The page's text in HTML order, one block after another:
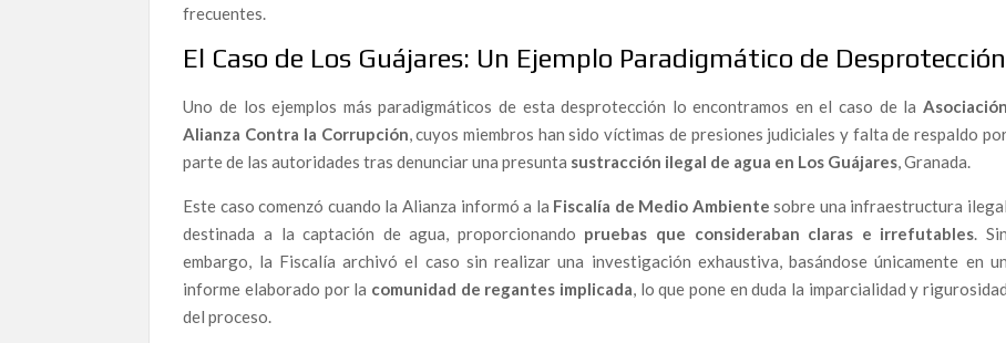
política más incendiaria del Mediterráneo
LA ALIANZA CONTRA LA CORRUPCIÓN ALERTA: “EL GUADALQUIVIR NO PUEDE SER LA CLOACA
Mar Esteban, candidata en la lista de Almerienses: “La sociedad civil tiene que hacerse con la política
Una denuncia de alto voltaje que permanece sin respuesta: Un abogado denuncia ante la Fiscalía Superior
de Cataluña una presunta trama criminal que implicaría a dirigentes del Partido Popular y operadores
jurídicos: aún no ha sido citado.
frecuentes.
El Caso de Los Guájares: Un Ejemplo Paradigmático de Desprotección
Uno de los ejemplos más paradigmáticos de esta desprotección lo encontramos en el caso de la Asociación
Alianza Contra la Corrupción, cuyos miembros han sido víctimas de presiones judiciales y falta de respaldo
parte de las autoridades tras denunciar una presunta sustracción ilegal de agua en Los Guájares, Granada.
Este caso comenzó cuando la Alianza informó a la Fiscalía de Medio Ambiente sobre una infraestructura ilegal
destinada a la captación de agua, proporcionando pruebas que consideraban claras e irrefutables. Sin
embargo, la Fiscalía archivó el caso sin realizar una investigación exhaustiva, basándose únicamente en un
informe elaborado por la comunidad de regantes implicada, lo que pone en duda la imparcialidad y rigurosidad
del proceso.